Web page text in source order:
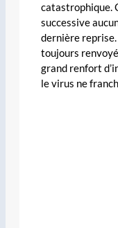
catastrophique.
successive
dernière reprise.
toujours
grand renfort
le virus ne